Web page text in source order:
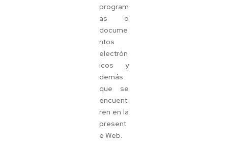
program
as o
docume
ntos
electrón
icos y
demás
que se
encuent
ren en la
present
e Web.